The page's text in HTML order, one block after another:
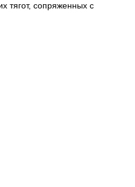
тягот, сопряженных с